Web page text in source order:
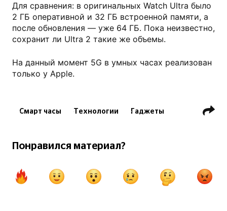
Для сравнения: в оригинальных Watch Ultra было
2 ГБ оперативной и 32 ГБ встроенной памяти, а
после обновления — уже 64 ГБ. Пока неизвестно,
сохранит ли Ultra 2 такие же объемы.
На данный момент 5G в умных часах реализован
только у Apple.
Смарт часы Технологии Гаджеты
Понравился материал?